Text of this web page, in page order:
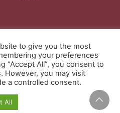
·Cărți Creștine| Creat de
· Toate Drepturile Rezervate
to give you the most
your preferences
“Accept All”, you consent to
However, you may visit
a controlled consent.
All